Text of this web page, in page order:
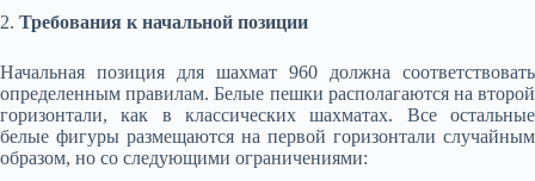
2. Требования к начальной позиции
Начальная позиция для шахмат 960 должна соответствовать
определенным правилам. Белые пешки располагаются на второй
горизонтали, как в классических шахматах. Все остальные
белые фигуры размещаются на первой горизонтали случайным
образом, но со следующими ограничениями: